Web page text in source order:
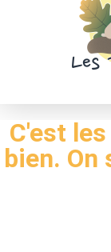
C'est
bien. On